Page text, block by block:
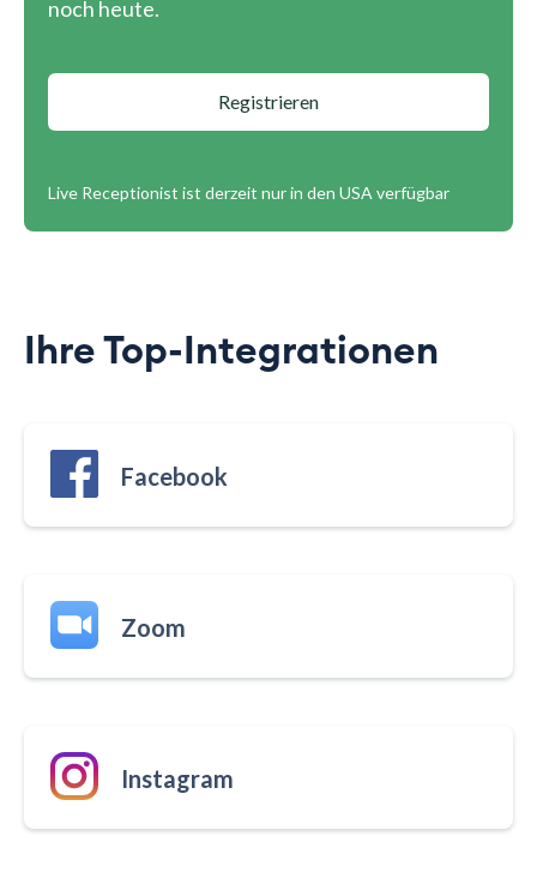
noch heute.
Registrieren
Live Receptionist ist derzeit nur in den USA verfügbar
Ihre Top-Integrationen
Facebook
Zoom
Instagram